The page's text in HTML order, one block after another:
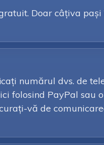
Doar câțiva
numărul dvs. de
folosind PayPal sau
vă de